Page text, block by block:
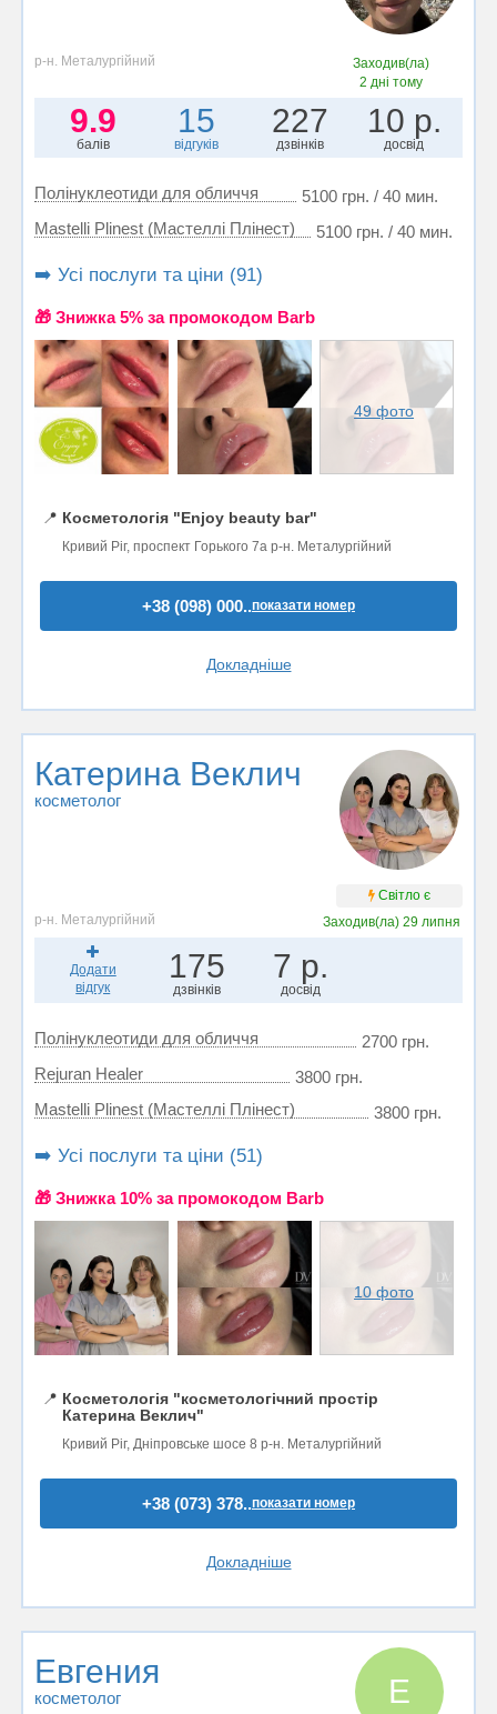
р-н. Металургійний
Заходив(ла)
2 дні тому
9.9
балів
15
відгуків
227
дзвінків
10 р.
досвід
Полінуклеотиди для обличчя
5100 грн. / 40 мин.
Mastelli Plinest (Мастеллі Плінест)
5100 грн. / 40 мин.
➡️ Усі послуги та ціни (91)
🎁 Знижка 5% за промокодом Barb
49 фото
📍 Косметологія "Enjoy beauty bar"
Кривий Ріг, проспект Горького 7а р-н. Металургійний
+38 (098) 000..показати номер
Докладніше
Катерина Веклич
косметолог
Світло є
р-н. Металургійний
Заходив(ла) 29 липня
Додати
відгук
175
дзвінків
7 р.
досвід
Полінуклеотиди для обличчя
2700 грн.
Rejuran Healer
3800 грн.
Mastelli Plinest (Мастеллі Плінест)
3800 грн.
➡️ Усі послуги та ціни (51)
🎁 Знижка 10% за промокодом Barb
10 фото
📍 Косметологія "косметологічний простір
Катерина Веклич"
Кривий Ріг, Дніпровське шосе 8 р-н. Металургійний
+38 (073) 378..показати номер
Докладніше
Евгения
косметолог Е